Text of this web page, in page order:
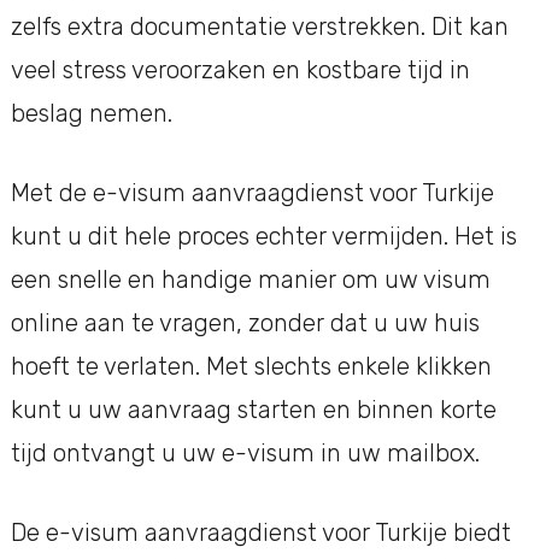
zelfs extra documentatie verstrekken. Dit kan
veel stress veroorzaken en kostbare tijd in
beslag nemen.
Met de e-visum aanvraagdienst voor Turkije
kunt u dit hele proces echter vermijden. Het is
een snelle en handige manier om uw visum
online aan te vragen, zonder dat u uw huis
hoeft te verlaten. Met slechts enkele klikken
kunt u uw aanvraag starten en binnen korte
tijd ontvangt u uw e-visum in uw mailbox.
De e-visum aanvraagdienst voor Turkije biedt